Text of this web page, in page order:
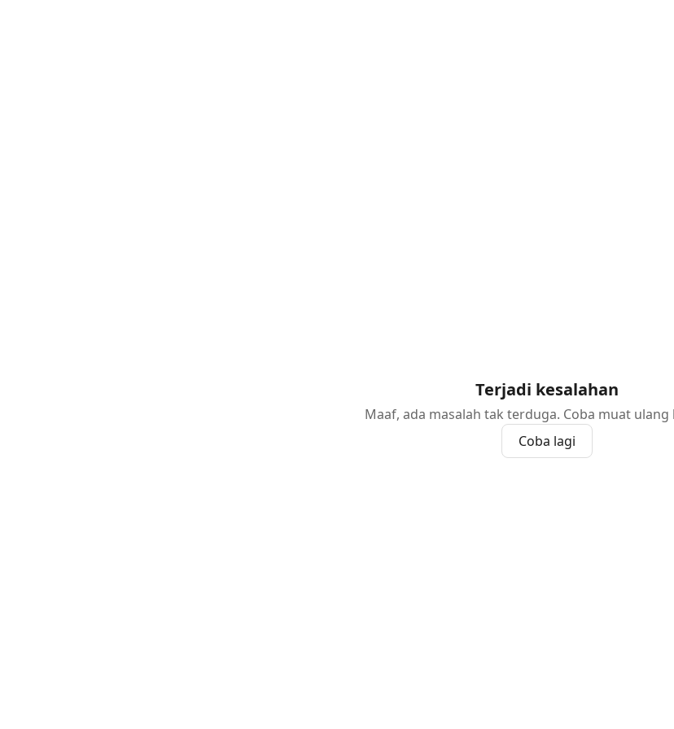
Terjadi kesalahan
Maaf, ada masalah tak terduga. Coba muat ulang
Coba lagi